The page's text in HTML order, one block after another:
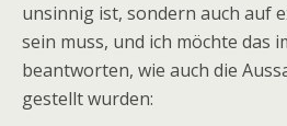
unsinnig ist, sondern auch auf
sein muss, und ich möchte das
beantworten, wie auch die
gestellt wurden: